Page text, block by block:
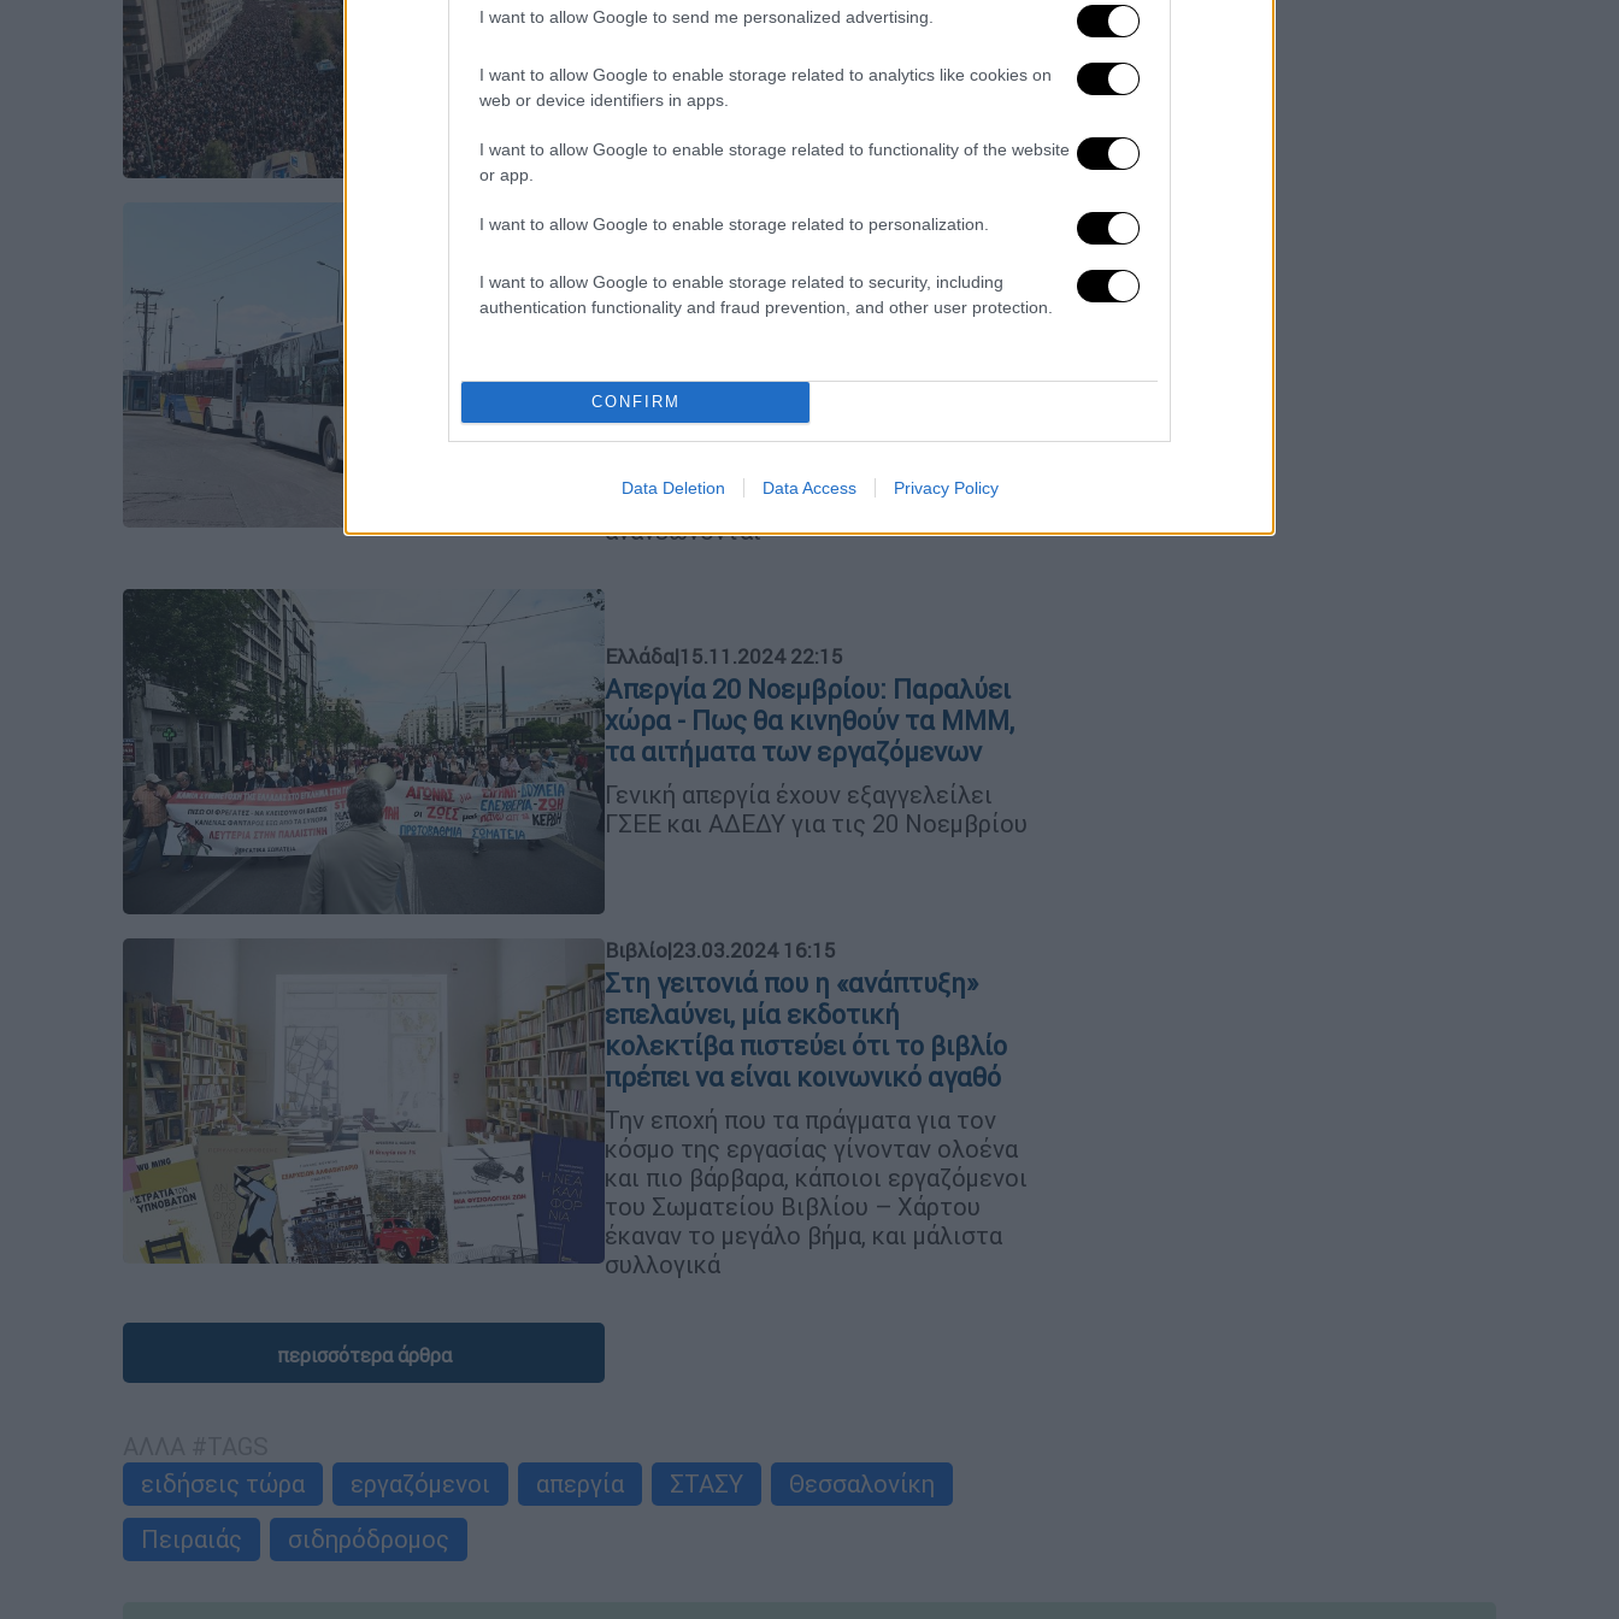
I want to allow Google to send me personalized advertising.
I want to allow Google to enable storage related to analytics like cookies on
web or device identifiers in apps.
I want to allow Google to enable storage related to functionality of the website
or app.
I want to allow Google to enable storage related to personalization.
I want to allow Google to enable storage related to security, including
authentication functionality and fraud prevention, and other user protection.
CONFIRM
Data Deletion Data Access Privacy Policy
Στη Βουλή θα είναι σε εξέλιξη η προ
δυσπιστίας που θα καταθέσει το
ΠΑΣΟΚ κατά της κυβέρνησης
Ελλάδα 19.01.2025 09:31
συγκεκριμένα αιτήματα» λέει στο
ethnos.gr ο αντιπρόεδρος
Θεσσαλονίκης
Ο Στέφανος Τριανταφυλλίδης μιλά για
όσα έχουν συμβεί τις τελευταίες
εβδομάδες, με τις συμβάσεις της
διοίκησης του σωματείου να μην
ανανεώνονται
Ελλάδα|15.11.2024 22:15
Απεργία 20 Νοεμβρίου: Παραλύει
χώρα - Πως θα κινηθούν τα ΜΜΜ,
τα αιτήματα των εργαζόμενων
Γενική απεργία έχουν εξαγγελείλει
ΓΣΕΕ και ΑΔΕΔΥ για τις 20 Νοεμβρίου
Βιβλίο|23.03.2024 16:15
Στη γειτονιά που η «ανάπτυξη»
επελαύνει, μία εκδοτική
κολεκτίβα πιστεύει ότι το βιβλίο
πρέπει να είναι κοινωνικό αγαθό
Την εποχή που τα πράγματα για τον
κόσμο της εργασίας γίνονταν ολοένα
και πιο βάρβαρα, κάποιοι εργαζόμενοι
του Σωματείου Βιβλίου – Χάρτου
έκαναν το μεγάλο βήμα, και μάλιστα
συλλογικά
περισσότερα άρθρα
ειδήσεις τώρα
εργαζόμενοι απεργία ΣΤΑΣΥ
Θεσσαλονίκη
Πειραιάς
σιδηρόδρομος